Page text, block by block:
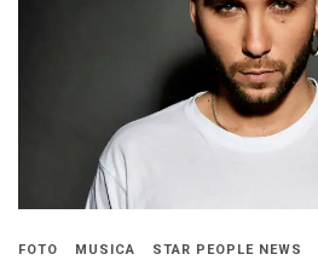
FOTO MUSICA STAR PEOPLE NEWS